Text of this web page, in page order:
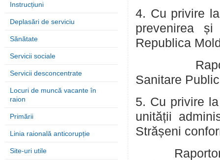
Instrucțiuni
Deplasări de serviciu
Sănătate
Servicii sociale
Servicii desconcentrate
Locuri de muncă vacante în
raion
Primării
Linia raională anticorupție
Site-uri utile
4. Cu privire
prevenirea
Republica
Raportor:
Sanitare
5. Cu privire
unității
Strășeni